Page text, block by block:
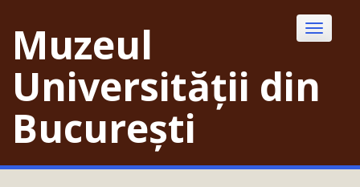
contentMuzeul
Universității din
București
Toggle